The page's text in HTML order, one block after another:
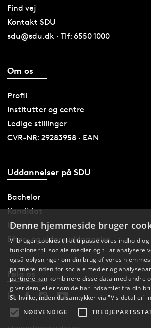
Find vej
Kontakt SDU
sdu@sdu.dk · Tlf: 6550 1000
Om os
Profil
Institutter og centre
Ledige stillinger
CVR-NR: 29283958 · EAN
Uddannelser på SDU
Bachelor
Kandidat
Ingeniør
Efter- og videreuddannelse
Følg os
Denne hjemmeside bruger
Vi bruger cookies til at tilpasse vores indhold
funktioner til sociale medier og til at analysere
også oplysninger om din brug af vores
partnere inden for sociale medier og
partnere kan kombinere disse data med andre
givet dem, eller som de har indsamlet fra din
Se hvilke, inden du samtykker via "Vis detaljer"
NØDVENDIGE